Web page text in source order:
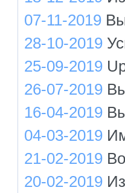
07-11-2019
28-10-2019
25-09-2019
26-07-2019
16-04-2019
04-03-2019
21-02-2019
20-02-2019